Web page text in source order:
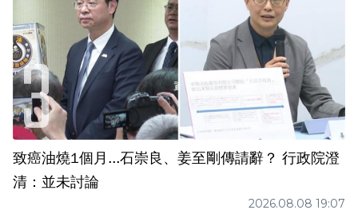
致癌油燒1個月...石崇良、姜至剛傳請辭？ 行政院澄
清：並未討論
2026.08.08 19:07